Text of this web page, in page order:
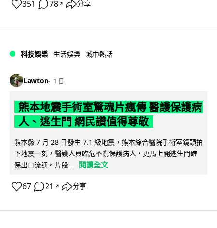
351 78 ↗ 分享
科技娛樂 生活娛樂 城中熱話
Lawton 1 日
熊本地震手術室驚魂片瘋傳 醫護保護病
人、逃生門 網民讚值得尊敬
熊本縣 7 月 28 日發生 7.1 級地震，熊本綜合醫院手術室鏡頭拍
下地震一刻，醫護人員臨危不亂保護病人，更馬上開逃生門確
保出口流通。片段...
閱讀全文
67 21 ↗ 分享